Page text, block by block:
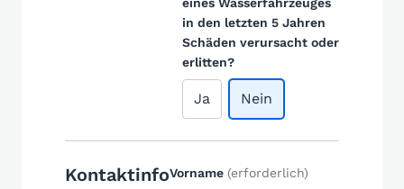
in den letzten 5 Jahren
Schäden verursacht oder
erlitten?
Ja Nein
KontaktinfoVorname (erforderlich)